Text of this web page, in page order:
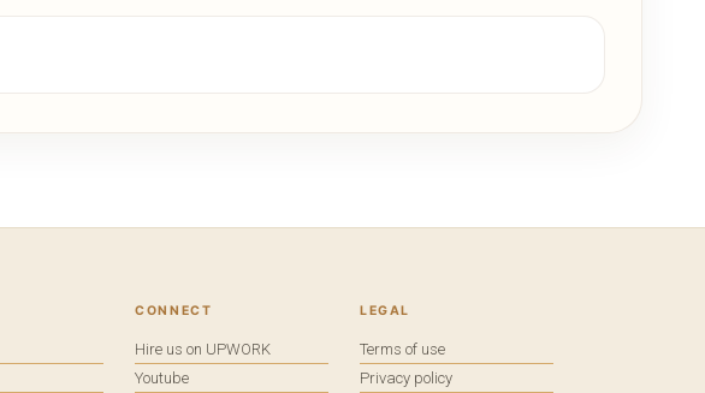
CONNECT
Hire us on UPWORK
Youtube
LEGAL
Terms of use
Privacy policy